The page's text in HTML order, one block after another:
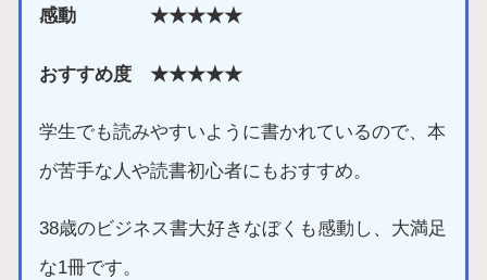
感動 ★★★★★
おすすめ度 ★★★★★
学生でも読みやすいように書かれているので、本
が苦手な人や読書初心者にもおすすめ。
38歳のビジネス書大好きなぼくも感動し、大満足
な1冊です。